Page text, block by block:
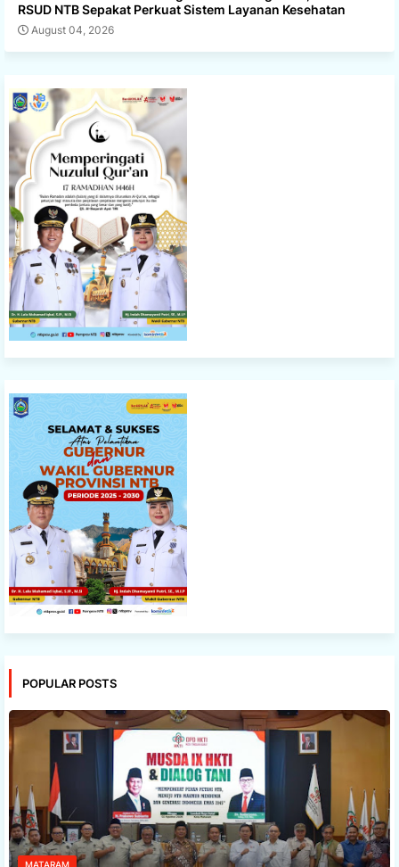
RSUD NTB Sepakat Perkuat Sistem Layanan Kesehatan
August 04, 2026
POPULAR POSTS
MATARAM